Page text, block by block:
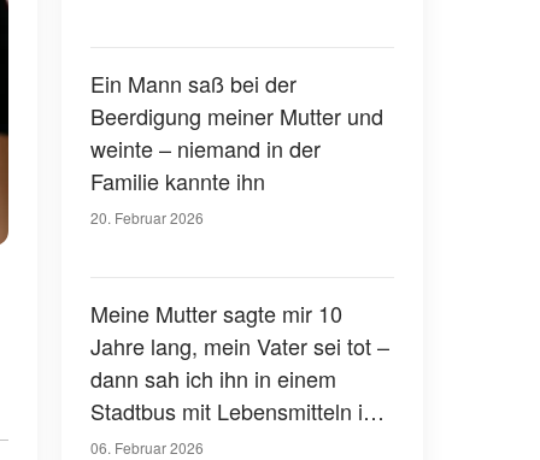
wissen willst, öffne die
Schublade in ihrem
Schlafzimmer"
Ein Mann saß bei der
Beerdigung meiner Mutter und
weinte – niemand in der
Familie kannte ihn
20. Februar 2026
Meine Mutter sagte mir 10
Jahre lang, mein Vater sei tot –
dann sah ich ihn in einem
Stadtbus mit Lebensmitteln in
der Hand
06. Februar 2026